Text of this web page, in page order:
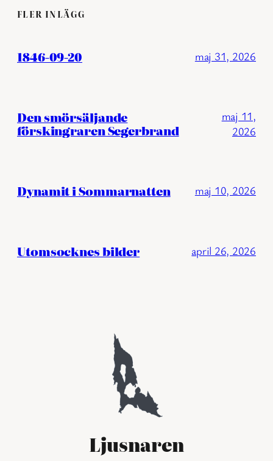
FLER INLÄGG
1846-09-20 maj 31, 2026
Den smörsäljande
förskingraren Segerbrand
maj 11,
2026
Dynamit i Sommarnatten maj 10, 2026
Utomsocknes bilder april 26, 2026
Ljusnaren